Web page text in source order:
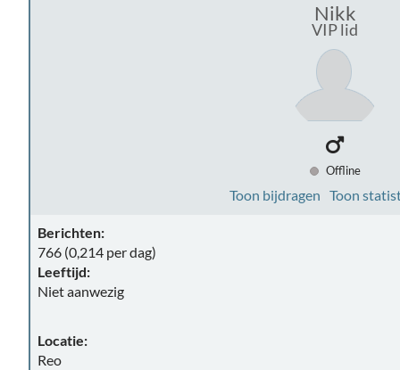
Nikk
VIP lid
Offline
Toon bijdragen Toon
Berichten:
766 (0,214 per dag)
Leeftijd:
Niet aanwezig
Locatie:
Reo